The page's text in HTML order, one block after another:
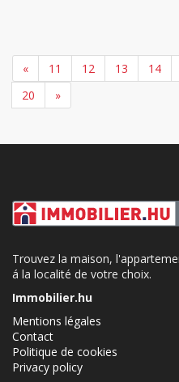
« 11 12 13 14
20
»
Trouvez la maison,
á la localité de votre choix.
Immobilier.hu
Mentions légales
Contact
Politique de cookies
Privacy policy